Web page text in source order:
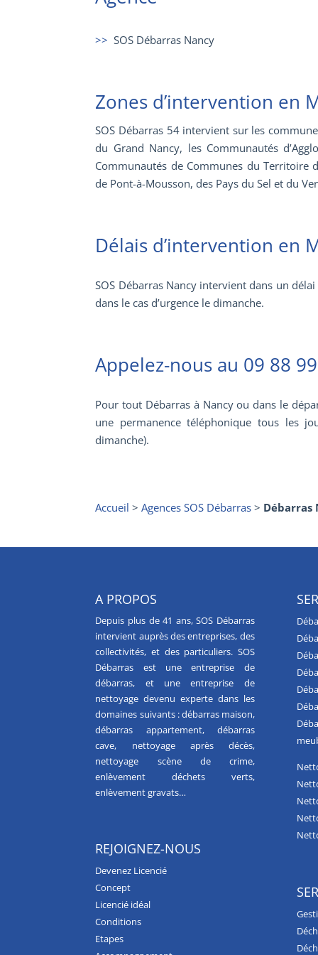
>>SOS Débarras Nancy
Zones d’intervention en
SOS Débarras 54 intervient sur les
du Grand Nancy, les Communautés
Communautés de Communes du Territoire
de Pont-à-Mousson, des Pays du Sel et du
Délais d’intervention en
SOS Débarras Nancy intervient dans un
dans le cas d’urgence le dimanche.
Appelez-nous au 09 88
Pour tout Débarras à Nancy ou dans le
une permanence téléphonique tous les
dimanche).
Accueil >Agences SOS Débarras > Débarras
A PROPOS
Depuis plus de 41 ans, SOS Débarras
intervient auprès des entreprises, des
collectivités, et des particuliers. SOS
Débarras est uneentreprise de
débarras, et uneentreprise de
nettoyage devenu experte dans les
domaines suivants :débarras maison,
débarras appartement, débarras
cave, nettoyage après décès,
nettoyage scène de crime,
enlèvement déchets verts,
enlèvement gravats…
REJOIGNEZ-NOUS
Devenez Licencié
Concept
Licencié idéal
Conditions
Etapes